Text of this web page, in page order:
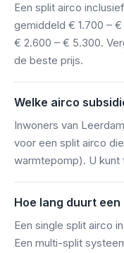
Een split airco
gemiddeld € 1.700 –
€ 2.600 – € 5.300.
de beste prijs.
Welke airco
Inwoners van
voor een split airco
warmtepomp). U kunt
Hoe lang duurt
Een single split airco
Een multi-split